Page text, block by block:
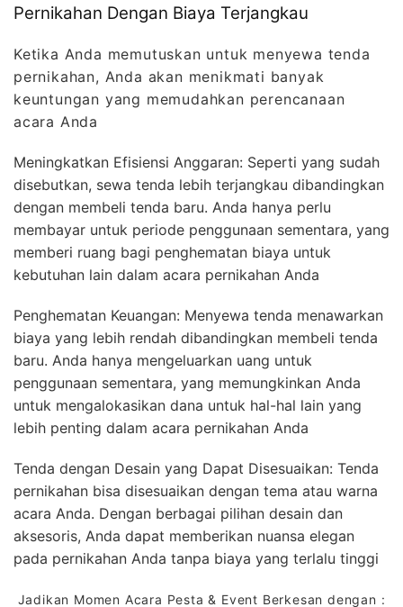
Pernikahan Dengan Biaya Terjangkau
Ketika Anda memutuskan untuk menyewa tenda
pernikahan, Anda akan menikmati banyak
keuntungan yang memudahkan perencanaan
acara Anda
Meningkatkan Efisiensi Anggaran: Seperti yang sudah
disebutkan, sewa tenda lebih terjangkau dibandingkan
dengan membeli tenda baru. Anda hanya perlu
membayar untuk periode penggunaan sementara, yang
memberi ruang bagi penghematan biaya untuk
kebutuhan lain dalam acara pernikahan Anda
Penghematan Keuangan: Menyewa tenda menawarkan
biaya yang lebih rendah dibandingkan membeli tenda
baru. Anda hanya mengeluarkan uang untuk
penggunaan sementara, yang memungkinkan Anda
untuk mengalokasikan dana untuk hal-hal lain yang
lebih penting dalam acara pernikahan Anda
Tenda dengan Desain yang Dapat Disesuaikan: Tenda
pernikahan bisa disesuaikan dengan tema atau warna
acara Anda. Dengan berbagai pilihan desain dan
aksesoris, Anda dapat memberikan nuansa elegan
pada pernikahan Anda tanpa biaya yang terlalu tinggi
Jadikan Momen Acara Pesta & Event Berkesan dengan :